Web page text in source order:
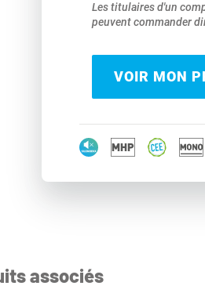
Les titulaires d'un
peuvent commander
VOIR MON
associés